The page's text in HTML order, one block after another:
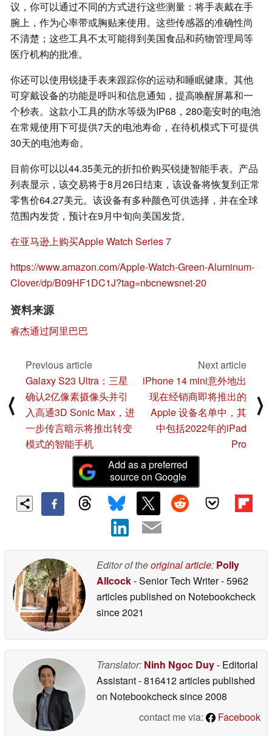
议，你可以通过不同的方式进行这些测量：将手表戴在手
腕上，作为心率带或胸贴来使用。这些传感器的准确性尚
不清楚；这些工具不太可能得到美国食品和药物管理局等
医疗机构的批准。
你还可以使用锐捷手表来跟踪你的运动和睡眠健康。其他
可穿戴设备的功能是呼叫和信息通知，提高唤醒屏幕和一
个秒表。这款小工具的防水等级为IP68，280毫安时的电池
在常规使用下可提供7天的电池寿命，在待机模式下可提供
30天的电池寿命。
目前你可以以44.35美元的折扣价购买锐捷智能手表。产品
列表显示，该交易将于8月26日结束，该设备将恢复到正常
零售价64.27美元。该设备有多种颜色可供选择，并在全球
范围内发货，预计在9月中旬向美国发货。
在亚马逊上购买Apple Watch Series 7
https://www.amazon.com/Apple-Watch-Green-Aluminum-
Clover/dp/B09HF1DC1J?tag=nbcnewsnet-20
资料来源
睿杰通过阿里巴巴
⟨
Previous article
Galaxy S23 Ultra：三星
确认2亿像素摄像头并引
入高通3D Sonic Max，进
一步传言暗示将推出转变
模式的智能手机
Next article
iPhone 14 mini意外地出
现在经销商即将推出的
Apple 设备名单中，其
中包括2022年的iPad
Pro
⟩
Add as a preferred
source on Google
Editor of theoriginal article: Polly
Allcock- Senior Tech Writer- 5962
articles published on Notebookcheck
since 2021
Translator: Ninh Ngoc Duy- Editorial
Assistant- 816412 articles published
on Notebookchecksince 2008
contact me via:
Facebook